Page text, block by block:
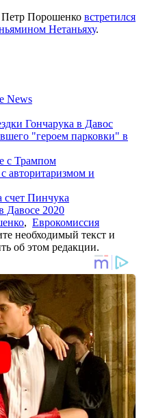
Петр Порошенко встретился
Нетаньяху.
News
Гончарука в Давос
"героем парковки" в
с Трампом
авторитаризмом и
счет Пинчука
Давосе 2020
, Еврокомиссия
необходимый текст и
об этом редакции.